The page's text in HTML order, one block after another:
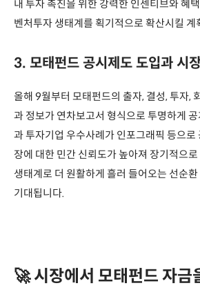
내 투자 촉진을 위한 강력한 인센티브와 혜
벤처투자 생태계를 획기적으로 확산시킬 계
3. 모태펀드 공시제도 도입과 시
올해 9월부터 모태펀드의 출자, 결성, 투자,
과 정보가 연차보고서 형식으로 투명하게
과 투자기업 우수사례가 인포그래픽 등으로
장에 대한 민간 신뢰도가 높아져 장기적으
생태계로 더 원활하게 흘러 들어오는 선순
기대됩니다.
🚀 시장에서 모태펀드 자금